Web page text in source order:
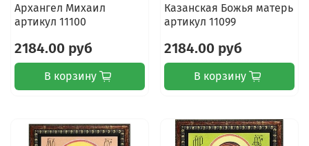
Архангел Михаил
артикул 11100
2184.00 руб
В корзину
Казанская Божья матерь
артикул 11099
2184.00 руб
В корзину